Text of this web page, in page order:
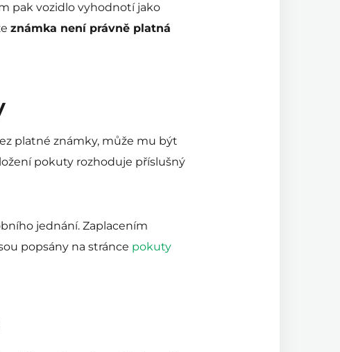
pak vozidlo vyhodnotí jako
známka není právně platná
platné známky, může mu být
pokuty rozhoduje příslušný
jednání. Zaplacením
popsány na stránce pokuty